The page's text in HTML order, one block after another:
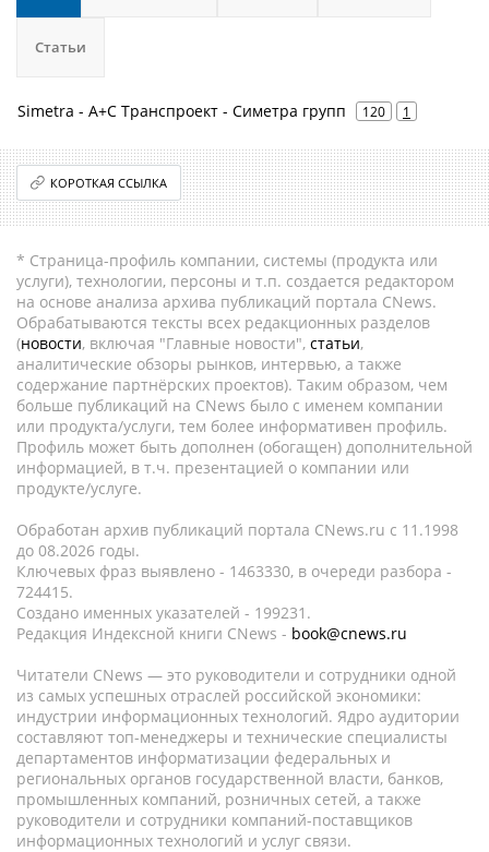
Статьи
Simetra - А+С Транспроект - Симетра групп 120 1
КОРОТКАЯ ССЫЛКА
* Страница-профиль компании, системы (продукта или
услуги), технологии, персоны и т.п. создается редактором
на основе анализа архива публикаций портала CNews.
Обрабатываются тексты всех редакционных разделов
(новости, включая "Главные новости", статьи,
аналитические обзоры рынков, интервью, а также
содержание партнёрских проектов). Таким образом, чем
больше публикаций на CNews было с именем компании
или продукта/услуги, тем более информативен профиль.
Профиль может быть дополнен (обогащен) дополнительной
информацией, в т.ч. презентацией о компании или
продукте/услуге.
Обработан архив публикаций портала CNews.ru c 11.1998
до 08.2026 годы.
Ключевых фраз выявлено - 1463330, в очереди разбора -
724415.
Создано именных указателей - 199231.
Редакция Индексной книги CNews - book@cnews.ru
Читатели CNews — это руководители и сотрудники одной
из самых успешных отраслей российской экономики:
индустрии информационных технологий. Ядро аудитории
составляют топ-менеджеры и технические специалисты
департаментов информатизации федеральных и
региональных органов государственной власти, банков,
промышленных компаний, розничных сетей, а также
руководители и сотрудники компаний-поставщиков
информационных технологий и услуг связи.